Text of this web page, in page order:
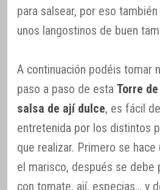
para salsear, por eso
unos langostinos de buen
A continuación podéis tomar
paso a paso de esta Torre
salsa de ají dulce, es fácil
entretenida por los distintos
que realizar. Primero se hace
el marisco, después se debe
con tomate, ají, especias… y